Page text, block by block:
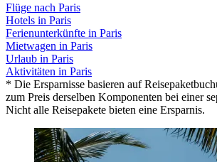
Flüge nach Paris
Hotels in Paris
Ferienunterkünfte in Paris
Mietwagen in Paris
Urlaub in Paris
Aktivitäten in Paris
* Die Ersparnisse basieren auf
zum Preis derselben Komponenten bei einer
Nicht alle Reisepakete bieten eine Ersparnis.